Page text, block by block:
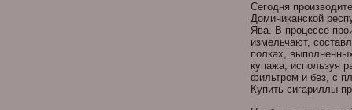
Сегодня
Доминиканской
Ява. В процессе
измельчают,
полках,
купажа, используя
фильтром и без, с
Купить сигариллы